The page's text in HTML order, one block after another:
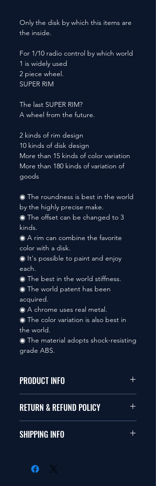
Only the disk by which this items are
the inside.
For 1/10 radio control by which world
1 is widely used
2 piece wheel.
SUPER RIM
The last SUPER RIM?
A wheel from the future.
2 kinds of rim design
10 kinds of disk design
More than 15 kinds of color variation
More than 180 kinds of variation of
goods
◉ The roundness is best in the world
by the highly precise make.
◉ The offset can be changed to 3
kinds.
◉ A rim can combine the favorite
color with a disk.
◉ It's possible to paint and enjoy
each.
◉ The best in the world stiffness.
◉ The world patent has been
acquired.
◉ A chrome uses real metal.
◉ The color variation is also best in
the world.
◉ The material adopts shock-resisting
grade ABS.
PRODUCT INFO
本品は1/10サイズのラジオコント
This items fit in with 1/10 sizes of
RETURN & REFUND POLICY
商品に明らかな欠陥がないかぎり
isn't accepted in goods.
SHIPPING INFO
します。海外への出荷は入金確認